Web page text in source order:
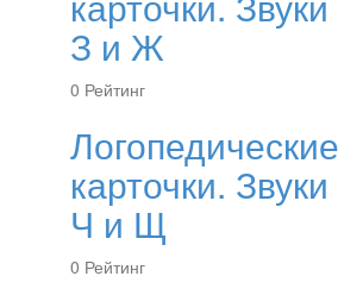
З и Ж
0 Рейтинг
Логопедические
карточки. Звуки
Ч и Щ
0 Рейтинг